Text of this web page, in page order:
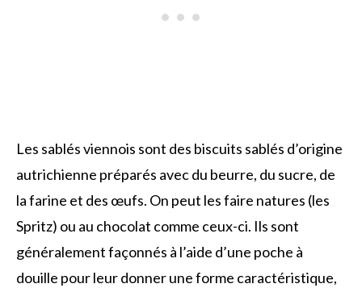
Les sablés viennois sont des biscuits sablés d’origine
autrichienne préparés avec du beurre, du sucre, de
la farine et des œufs. On peut les faire natures (les
Spritz) ou au chocolat comme ceux-ci. Ils sont
généralement façonnés à l’aide d’une poche à
douille pour leur donner une forme caractéristique,